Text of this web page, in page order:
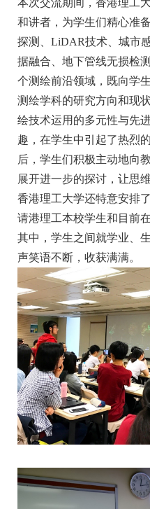
本次交流期间，香港理工
和讲者，为学生们精心准
探测、LiDAR技术、城市
据融合、地下管线无损检
个测绘前沿领域，既向学
测绘学科的研究方向和现
绘技术运用的多元性与先
趣，在学生中引起了热烈
后，学生们积极主动地向
展开进一步的探讨，让思
香港理工大学还特意安排
请港理工本校学生和目前
其中，学生之间就学业、
声笑语不断，收获满满。